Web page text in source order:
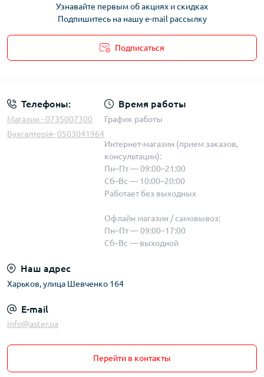
Узнавайте первым об акциях и скидках
Подпишитесь на нашу e-mail рассылку
Подписаться
Телефоны:
Магазин - 0735007300
Бухгалтерія- 0503041964
Время работы
График работы
Интернет-магазин (прием заказов,
консультации):
Пн–Пт — 09:00–21:00
Сб–Вс — 10:00–20:00
Работает без выходных
Офлайн магазин / самовывоз:
Пн–Пт — 09:00–17:00
Сб–Вс — выходной
Наш адрес
Харьков, улица Шевченко 164
E-mail
info@aster.ua
Перейти в контакты